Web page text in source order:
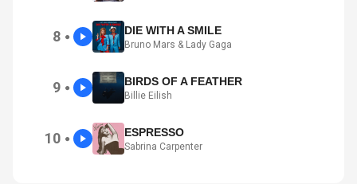
8 ● DIE WITH A SMILE
Bruno Mars & Lady Gaga
9 ● BIRDS OF A FEATHER
Billie Eilish
10 ● ESPRESSO
Sabrina Carpenter